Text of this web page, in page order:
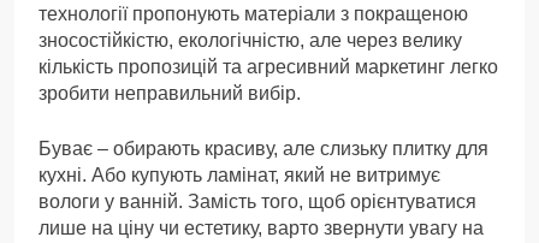
технології пропонують матеріали з покращеною
зносостійкістю, екологічністю, але через велику
кількість пропозицій та агресивний маркетинг легко
зробити неправильний вибір.
Буває – обирають красиву, але слизьку плитку для
кухні. Або купують ламінат, який не витримує
вологи у ванній. Замість того, щоб орієнтуватися
лише на ціну чи естетику, варто звернути увагу на